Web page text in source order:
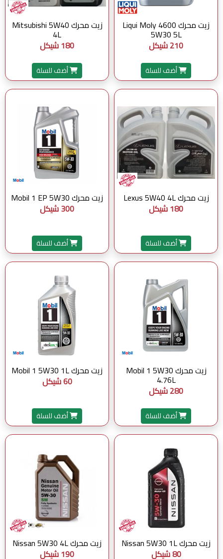
زيت محرك Liqui Moly 4600
5W30 5L
210 شيكل
أضف للسلة
زيت محرك Mitsubishi 5W40
4L
180 شيكل
أضف للسلة
زيت محرك Lexus 5W40 4L
180 شيكل
أضف للسلة
زيت محرك Mobil 1 EP 5W30
300 شيكل
أضف للسلة
زيت محرك Mobil 1 5W30
4.76L
280 شيكل
أضف للسلة
زيت محرك Mobil 1 5W30 1L
60 شيكل
أضف للسلة
زيت محرك Nissan 5W30 1L
80 شيكل
زيت محرك Nissan 5W30 4L
190 شيكل